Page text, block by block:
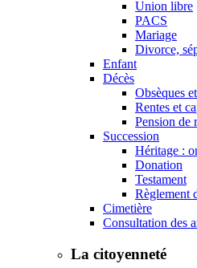
Union libre
PACS
Mariage
Divorce,
Enfant
Décès
Obsèques
Rentes et
Pension de
Succession
Héritage :
Donation
Testament
Règlement
Cimetière
Consultation des
La citoyenneté